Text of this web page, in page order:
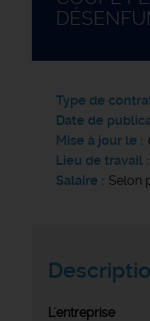
Type de
Date de
Mise à jour le
Lieu de travail
Salaire
Selon
L'entreprise